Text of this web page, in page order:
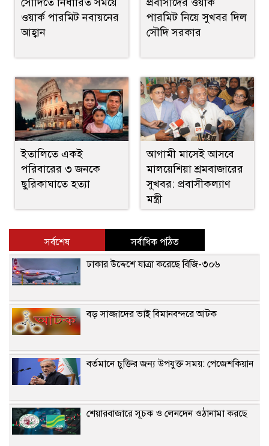
ওয়ার্ক পারমিট নবায়নের
আহ্বান
পারমিট নিয়ে সুখবর দিল
সৌদি সরকার
ইতালিতে একই
পরিবারের ৩ জনকে
ছুরিকাঘাতে হত্যা
আগামী মাসেই আসবে
মালয়েশিয়া শ্রমবাজারের
সুখবর: প্রবাসীকল্যাণ
মন্ত্রী
সর্বশেষ
সর্বাধিক পঠিত
ঢাকার উদ্দেশে যাত্রা করেছে বিজি-৩০৬
বড় সাজ্জাদের ভাই বিমানবন্দরে আটক
বর্তমানে চুক্তির জন্য উপযুক্ত সময়: পেজেশকিয়ান
শেয়ারবাজারে সূচক ও লেনদেন ওঠানামা করছে